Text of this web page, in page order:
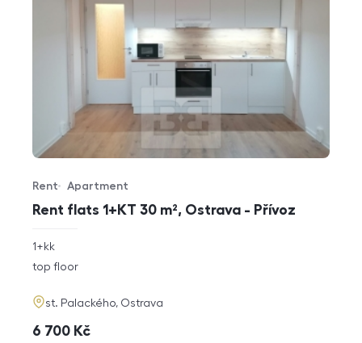
Rent flats 1+KT 30 m², Ostrava - Přívoz
Offer type
Rent
Property type
Apartment
rozměry
1+kk
funkce
top floor
adresa
st. Palackého, Ostrava
cena
6 700 Kč